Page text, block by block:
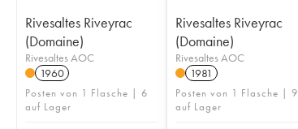
Rivesaltes Riveyrac
(Domaine)
Rivesaltes AOC
1960
Posten von 1 Flasche | 6
auf Lager
Rivesaltes Riveyrac
(Domaine)
Rivesaltes AOC
1981
Posten von 1 Flasche | 9
auf Lager